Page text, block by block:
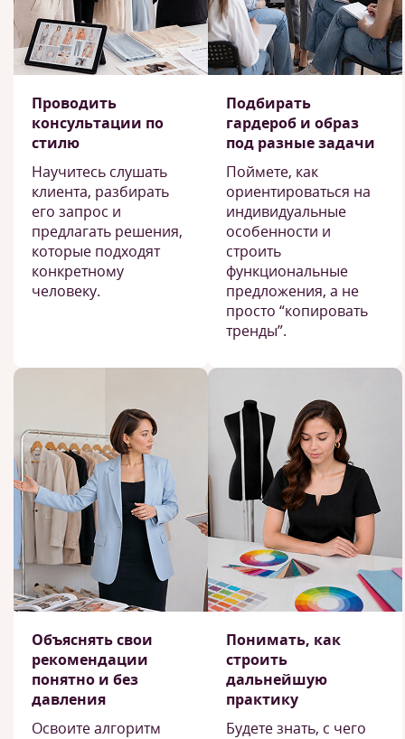
Проводить
консультации по
стилю
Научитесь слушать
клиента, разбирать
его запрос и
предлагать решения,
которые подходят
конкретному
человеку.
Подбирать
гардероб и образ
под разные задачи
Поймете, как
ориентироваться на
индивидуальные
особенности и
строить
функциональные
предложения, а не
просто “копировать
тренды”.
Объяснять свои
рекомендации
понятно и без
давления
Освоите алгоритм
Понимать, как
строить
дальнейшую
практику
Будете знать, с чего